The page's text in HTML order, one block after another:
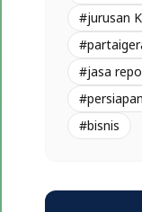
#jurusan
#jasa
#bisnis